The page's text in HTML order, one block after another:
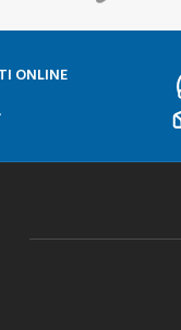
ONLINE